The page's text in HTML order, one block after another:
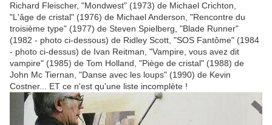
Richard Fleischer, "Mondwest" (1973) de Michael Crichton,
"L'âge de cristal" (1976) de Michael Anderson, "Rencontre du
troisième type" (1977) de Steven Spielberg, "Blade Runner"
(1982 - photo ci-dessous) de Ridley Scott, "SOS Fantôme" (1984
- photo ci-dessus) de Ivan Reitman, "Vampire, vous avez dit
vampire" (1985) de Tom Holland, "Piège de cristal" (1988) de
John Mc Tiernan, "Danse avec les loups" (1990) de Kevin
Costner... ET ce n'est qu'une liste incomplète !